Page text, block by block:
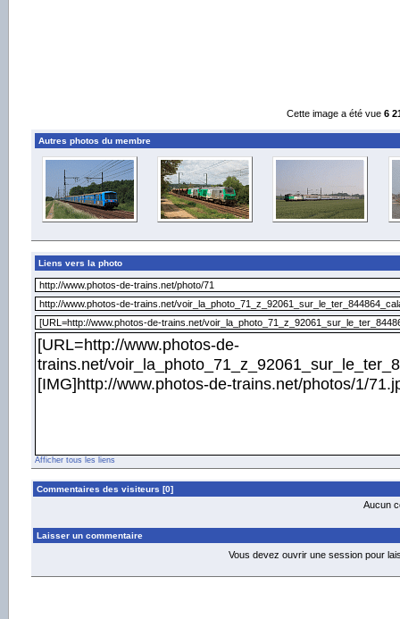
Cette image a été vue 6
Autres photos du membre
Liens vers la photo
Afficher tous les liens
Commentaires des visiteurs [0]
Aucun
Laisser un commentaire
Vous devez ouvrir une session pour